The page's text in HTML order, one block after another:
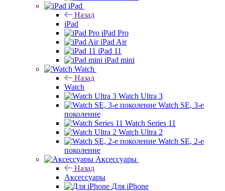
iPad
Назад
iPad
iPad Pro
iPad Air
iPad 11
iPad mini
Watch
Назад
Watch
Watch Ultra 3
Watch SE, 3-е
поколение
Watch Series 11
Watch Ultra 2
Watch SE, 2-е
поколение
Аксессуары
Назад
Аксессуары
Для iPhone